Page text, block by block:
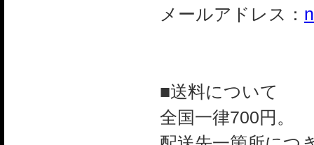
メールアドレス：
■送料について
全国一律700円。